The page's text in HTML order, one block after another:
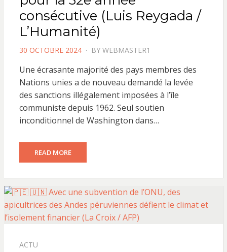
consécutive (Luis Reygada /
L’Humanité)
POSTED
30 OCTOBRE 2024 BY WEBMASTER1
Une écrasante majorité des pays membres des
Nations unies a de nouveau demandé la levée
des sanctions illégalement imposées à l’île
communiste depuis 1962. Seul soutien
inconditionnel de Washington dans…
READ MORE
ACTU